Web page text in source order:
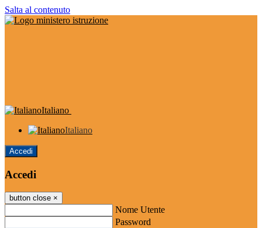
Salta al contenuto
Italiano
Italiano
Accedi
Accedi
button close ×
Nome Utente
Password